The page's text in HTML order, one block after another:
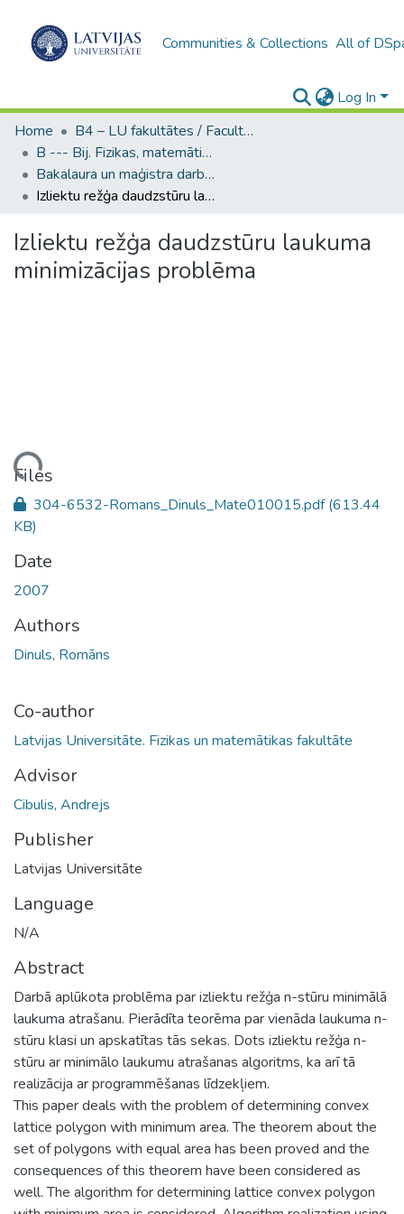
Communities & Collections All of
Log In
Home
B4 – LU fakultātes / Faculties of the UL
B --- Bij. Fizikas, matemātikas un optometrijas fakultātes studentu noslēguma darbi / Faculty of Physics, Mathematics and Optometry - Graduate works
Bakalaura un maģistra darbi (FMOF) / Bachelor's and Master's theses
Izliektu režģa daudzstūru laukuma minimizācijas problēma
Izliektu režģa daudzstūru laukuma
minimizācijas problēma
Files
304-6532-Romans_Dinuls_Mate010015.pdf(613.44
KB)
Date
2007
Authors
Dinuls, Romāns
Co-author
Latvijas Universitāte. Fizikas un matemātikas fakultāte
Advisor
Cibulis, Andrejs
Publisher
Latvijas Universitāte
Language
N/A
Abstract
Darbā aplūkota problēma par izliektu režģa n-stūru minimālā
laukuma atrašanu. Pierādīta teorēma par vienāda laukuma n-
stūru klasi un apskatītas tās sekas. Dots izliektu režģa n-
stūru ar minimālo laukumu atrašanas algoritms, ka arī tā
realizācija ar programmēšanas līdzekļiem.
This paper deals with the problem of determining convex
lattice polygon with minimum area. The theorem about the
set of polygons with equal area has been proved and the
consequences of this theorem have been considered as
well. The algorithm for determining lattice convex polygon